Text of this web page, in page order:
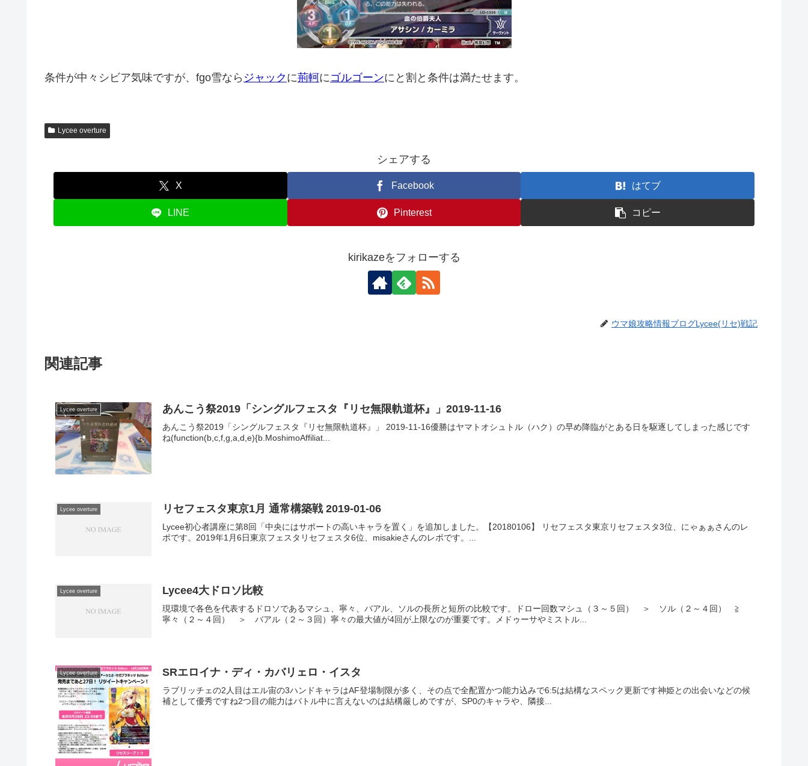
条件が中々シビア気味ですが、fgo雪なら ジャック に荊軻に ゴルゴーンにと割と条件は満たせます。
Lycee overture
シェアする
X Facebook はてブ
LINE Pinterest コピー
kirikazeをフォローする
ウマ娘攻略情報ブログLycee(リセ)戦記
関連記事
Lycee overture あんこう祭2019「シングルフェスタ『リセ無限軌道杯』」2019-11-16
あんこう祭2019「シングルフェスタ『リセ無限軌道杯』」 2019-11-16優勝はヤマトオシュトル（ハク）の早め降臨がとある日を駆逐してしまった感じです
ね(function(b,c,f,g,a,d,e){b.MoshimoAffiliat...
Lycee overture リセフェスタ東京1月 通常構築戦 2019-01-06
Lycee初心者講座に第8回「中央にはサポートの高いキャラを置く」を追加しました。【20180106】 リセフェスタ東京リセフェスタ3位、にゃぁぁさんのレ
ポです。2019年1月6日東京フェスタリセフェスタ6位、misakieさんのレポです。...
Lycee overture Lycee4大ドロソ比較
現環境で各色を代表するドロソであるマシュ、寧々、バアル、ソルの長所と短所の比較です。ドロー回数マシュ（３～５回） ＞ ソル（２～４回） ≧
寧々（２～４回） ＞ バアル（２～３回）寧々の最大値が4回が上限なのが重要です。メドゥーサやミストル...
Lycee overture SRエロイナ・ディ・カバリェロ・イスタ
ラブリッチェの2人目はエル宙の3ハンドキャラはAF登場制限が多く、その点で全配置かつ能力込みで6:5は結構なスペック更新です神姫との出会いなどの候
補として優秀ですね2つ目の能力はバトル中に言えないのは結構厳しめですが、SP0のキャラや、隣接...